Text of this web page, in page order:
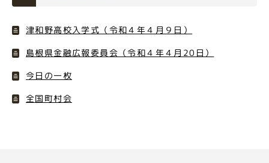
津和野高校入学式（令和４年４月９日）
島根県金融広報委員会（令和４年４月20日）
今日の一枚
全国町村会